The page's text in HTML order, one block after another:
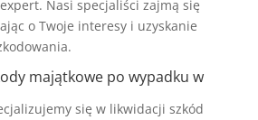
Nasi specjaliści zajmą się
o Twoje interesy i uzyskanie
majątkowe po wypadku w
się w likwidacji szkód